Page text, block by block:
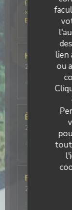
lien
ou
tout
Des plats,
serveur,
Bravo à cet
Herve
2026-08-07-
4
Édouard
S
2026-08-06
-
/5
Frederick
2026-08-06